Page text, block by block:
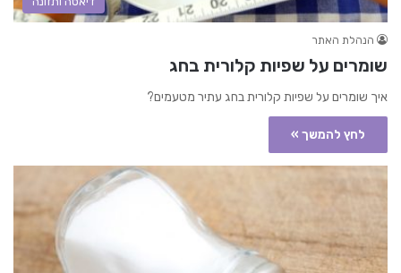
הנהלת האתר
שומרים על שפיות קלורית בחג
איך שומרים על שפיות קלורית בחג עתיר מטעמים?
לחץ להמשך »